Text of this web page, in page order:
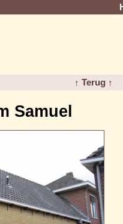
↑ Terug ↑
Samuel